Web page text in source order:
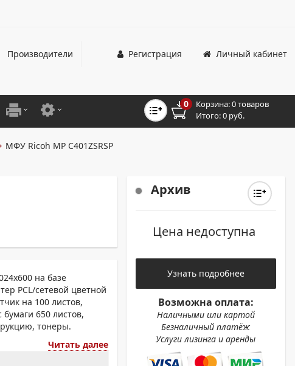
Производители Личный кабинет
Регистрация
МОНОХРОМНЫЕ ПРИНТЕРЫ
ДЛЯ ШИРОКОФОРМАТНЫХ СИСТЕМ
0 Корзина:0 товаров
Итого:0 руб.
МФУ Ricoh MP C401ZSRSP
на базе
PCL/сетевой цветной
на 100 листов,
650 листов,
тонеры.
Читать далее
Архив
Цена недоступна
Узнать подробнее
Возможна оплата:
Наличными или картой
Безналичный платёж
Услуги лизинга и аренды